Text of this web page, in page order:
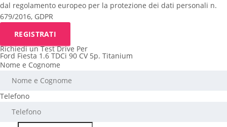
dal regolamento europeo per la protezione dei dati personali n.
679/2016, GDPR
REGISTRATI
Richiedi un Test Drive Per
Ford Fiesta 1.6 TDCi 90 CV 5p. Titanium
Nome e Cognome
Telefono